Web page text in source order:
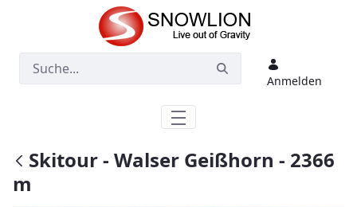
Zum Hauptinhalt springen
Anmelden
Skitour - Walser Geißhorn - 2366
m